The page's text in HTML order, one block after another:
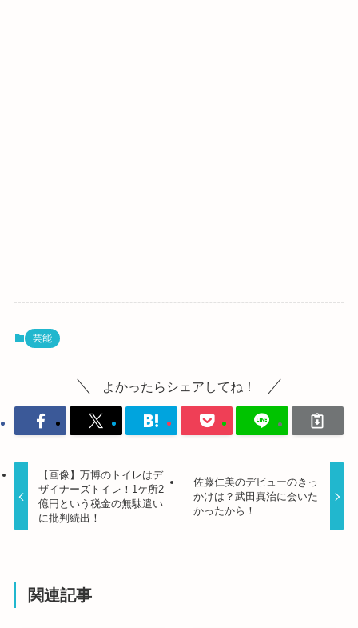
芸能
よかったらシェアしてね！
【画像】万博のトイレはデ
ザイナーズトイレ！1ケ所2
億円という税金の無駄遣い
に批判続出！
佐藤仁美のデビューのきっ
かけは？武田真治に会いた
かったから！
関連記事